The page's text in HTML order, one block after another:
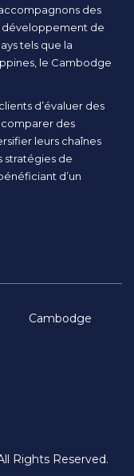
des
développement de
tels que la
le Cambodge
d’évaluer des
des
leurs chaînes
stratégies de
d’un
Cambodge
Rights Reserved.